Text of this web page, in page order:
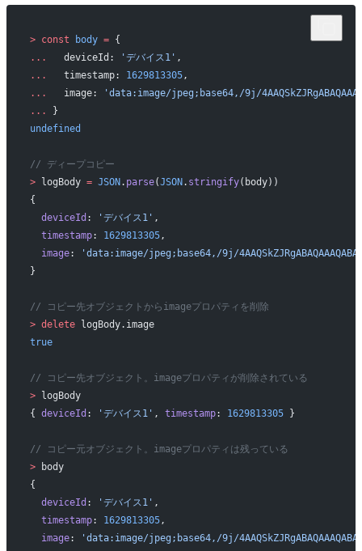
> const body = {
...
   deviceId:
'デバイス1' ,
...
   timestamp:
1629813305,
...
   image:
'data:image/jpeg;base64,/9j/
...
}
undefined
// ディープコピー
> logBody = JSON . parse(JSON . stringify(body))
{
  deviceId
: 'デバイス1' ,
  timestamp
: 1629813305,
  image
:
'data:image/jpeg;base64,/9j/
}
// コピー先オブジェクトからimageプロパティを削除
> delete logBody.image
true
// コピー先オブジェクト。imageプロパティが削除されている
> logBody
{ deviceId : 'デバイス1' , timestamp: 1629813305 }
// コピー元オブジェクト。imageプロパティは残っている
> body
{
  deviceId
: 'デバイス1' ,
  timestamp
: 1629813305,
  image
:
'data:image/jpeg;base64,/9j/